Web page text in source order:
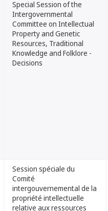
Special Session of the
Intergovernmental
Committee on Intellectual
Property and Genetic
Resources, Traditional
Knowledge and Folklore -
Decisions
Session spéciale du
Comité
intergouvernemental de la
propriété intellectuelle
relative aux ressources